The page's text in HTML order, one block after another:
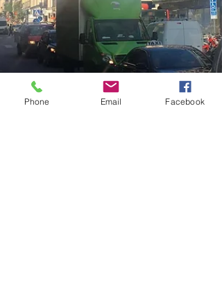
Phone Email Facebook